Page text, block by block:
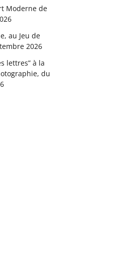
Moderne de
au Jeu de
2026
lettres” à la
du